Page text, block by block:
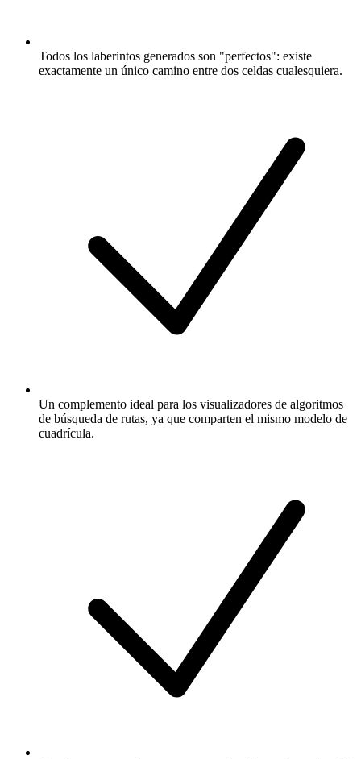
Todos los laberintos generados son "perfectos": existe
exactamente un único camino entre dos celdas cualesquiera.
Un complemento ideal para los visualizadores de algoritmos
de búsqueda de rutas, ya que comparten el mismo modelo de
cuadrícula.